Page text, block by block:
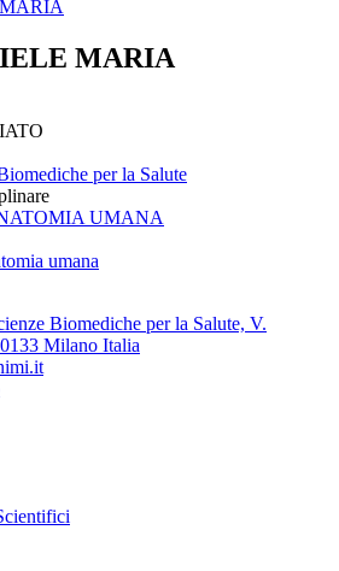
MARIA
per la Salute
UMANA
umana
Biomediche per la Salute, V.
Milano Italia